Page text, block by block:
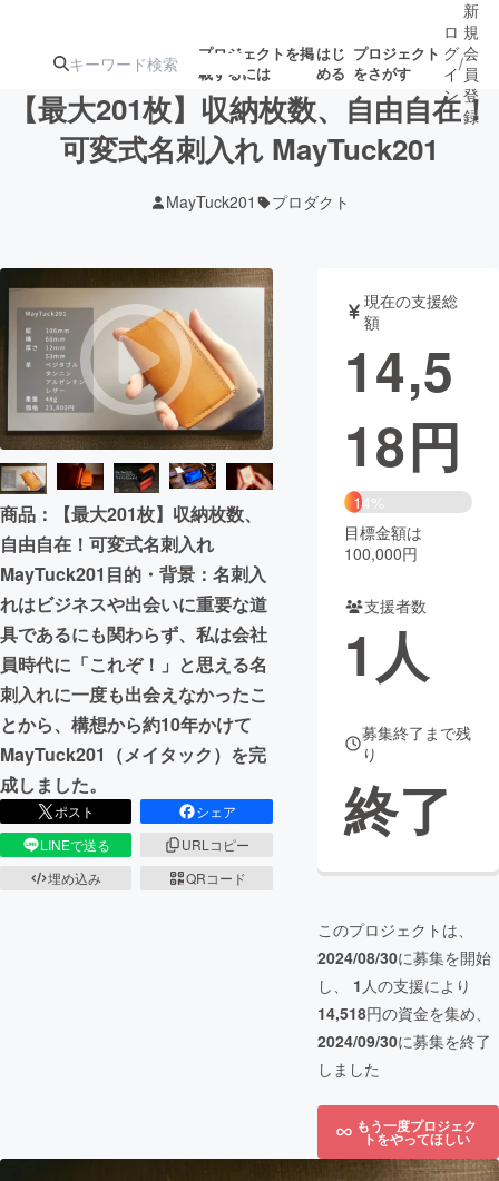
プロジェクトを掲
載するには
はじ
める
プロジェクト
をさがす
ジェクト
募集終了が近いプ
ロジェクト
音楽
テクノロジー・ガジェット ゲーム・
映像・映画 書籍・雑誌
ビジネス・起業 チャレンジ
まちづくり・地域活性化
CAMPFIRE for Social Good
CAMPFIRE Creation
CAMPFIREふるさと納税machi-ya コミュニティ
ロ
グ
イ
ン
/
新
規
会
員
登
録
【最大201枚】収納枚数、自由自在！
可変式名刺入れ MayTuck201
MayTuck201 プロダクト
商品：【最大201枚】収納枚数、
自由自在！可変式名刺入れ
MayTuck201目的・背景：名刺入
れはビジネスや出会いに重要な道
具であるにも関わらず、私は会社
員時代に「これぞ！」と思える名
刺入れに一度も出会えなかったこ
とから、構想から約10年かけて
MayTuck201（メイタック）を完
成しました。
ポスト
シェア
LINEで送る
URLコピー
埋め込み
QRコード
現在の支援総
額
14,5
18円
14%
目標金額は
100,000円
支援者数
1人
募集終了まで残
り
終了
このプロジェクトは、
2024/08/30に募集を開始
し、 1 人の支援により
14,518円の資金を集め、
2024/09/30に募集を終了
しました
もう一度プロジェク
トをやってほしい